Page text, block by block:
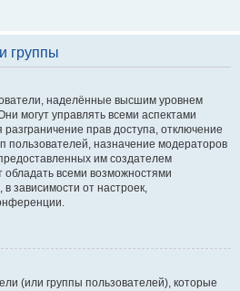
группы
наделённые высшим уровнем
могут управлять всеми аспектами
прав доступа, отключение
пользователей, назначение модераторов
им создателем
всеми возможностями
зависимости от настроек,
(или группы пользователей), которые